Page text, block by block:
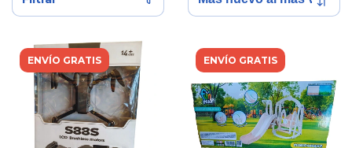
ENVÍO GRATIS ENVÍO GRATIS